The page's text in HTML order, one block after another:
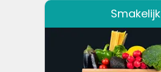
Smakelijk